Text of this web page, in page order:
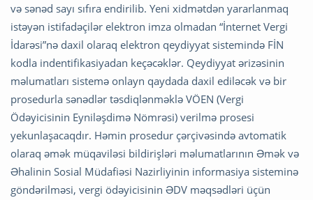
və sənəd sayı sıfıra endirilib. Yeni xidmətdən yararlanmaq
istəyən istifadəçilər elektron imza olmadan “İnternet Vergi
İdarəsi”nə daxil olaraq elektron qeydiyyat sistemində FİN
kodla indentifikasiyadan keçəcəklər. Qeydiyyat ərizəsinin
məlumatları sistemə onlayn qaydada daxil ediləcək və bir
prosedurla sənədlər təsdiqlənməklə VÖEN (Vergi
Ödəyicisinin Eyniləşdimə Nömrəsi) verilmə prosesi
yekunlaşacaqdır. Həmin prosedur çərçivəsində avtomatik
olaraq əmək müqaviləsi bildirişləri məlumatlarının Əmək və
Əhalinin Sosial Müdafiəsi Nazirliyinin informasiya sisteminə
göndərilməsi, vergi ödəyicisinin ƏDV məqsədləri üçün